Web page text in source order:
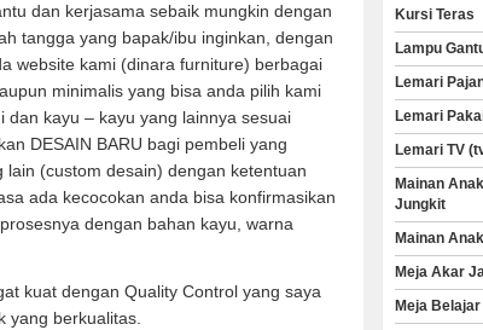
dan kerjasama sebaik mungkin dengan
tangga yang bapak/ibu inginkan, dengan
website kami (dinara furniture) berbagai
minimalis yang bisa anda pilih kami
dan kayu – kayu yang lainnya sesuai
DESAIN BARU bagi pembeli yang
(custom desain) dengan ketentuan
ada kecocokan anda bisa konfirmasikan
dengan bahan kayu, warna
kuat dengan Quality Control yang saya
yang berkualitas.
Kursi Teras
Lampu
Lemari
Lemari
Lemari TV
Mainan
Jungkit
Mainan
Meja Akar
Meja Belajar